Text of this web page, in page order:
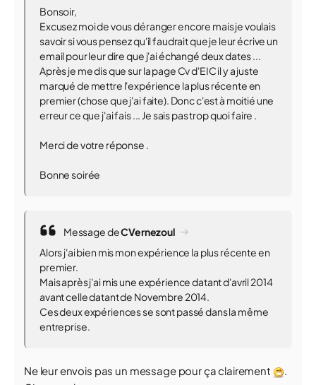
Bonsoir,
Excusez moi de vous déranger encore mais je voulais
savoir si vous pensez qu'il faudrait que je leur écrive un
email pour leur dire que j'ai échangé deux dates ...
Après je me dis que sur la page Cv d'EIC il y a juste
marqué de mettre l'expérience la plus récente en
premier (chose que j'ai faite). Donc c'est à moitié une
erreur ce que j'ai fais ... Je sais pas trop quoi faire .
Merci de votre réponse .
Bonne soirée
Message deCVernezoul
Alors j'ai bien mis mon expérience la plus récente en
premier.
Mais après j'ai mis une expérience datant d'avril 2014
avant celle datant de Novembre 2014.
Ces deux expériences se sont passé dans la même
entreprise.
Ne leur envois pas un message pour ça clairement
.